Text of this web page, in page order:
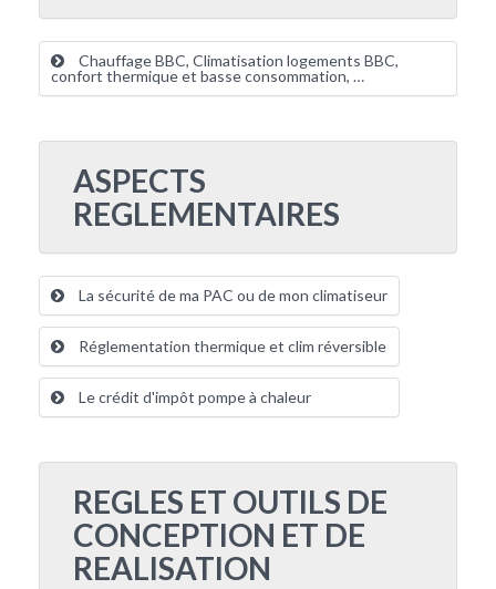
Chauffage BBC, Climatisation logements BBC,
confort thermique et basse consommation, …
ASPECTS
REGLEMENTAIRES
La sécurité de ma PAC ou de mon climatiseur
Réglementation thermique et clim réversible
Le crédit d'impôt pompe à chaleur
REGLES ET OUTILS DE
CONCEPTION ET DE
REALISATION